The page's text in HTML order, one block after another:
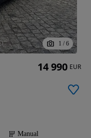
1 / 6
Manual
14 990 EUR